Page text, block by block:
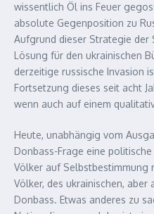
wissentlich Öl ins Feuer
absolute Gegenposition zu
Aufgrund dieser Strategie der
Lösung für den ukrainischen
derzeitige russische Invasion
Fortsetzung dieses seit acht
wenn auch auf einem
Heute, unabhängig vom
Donbass-Frage eine
Völker auf Selbstbestimmung
Völker, des ukrainischen, aber
Donbass. Etwas anderes zu